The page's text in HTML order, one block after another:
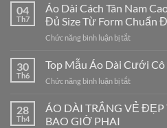
04
Th7
Áo Dài Cách Tân Nam
Đủ Size Từ Form Chuẩn
Chức năng bình luận bị tắtở
Dài
Cách
Tân
Cao
30
Th6
Top Mẫu Áo Dài Cưới
Chức năng bình luận bị tắtở
Mẫu
Áo
28
Th4
ÁO DÀI TRẮNG VẺ
BAO GIỜ PHAI